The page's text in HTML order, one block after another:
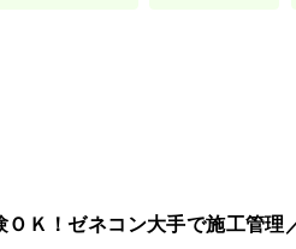
ＯＫ！ゼネコン大手で施工管理